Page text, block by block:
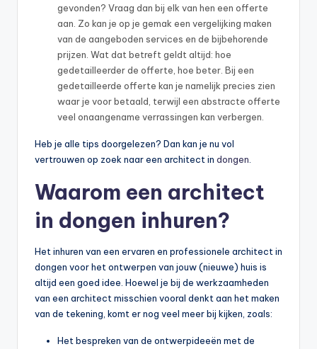
gevonden? Vraag dan bij elk van hen een offerte
aan. Zo kan je op je gemak een vergelijking maken
van de aangeboden services en de bijbehorende
prijzen. Wat dat betreft geldt altijd: hoe
gedetailleerder de offerte, hoe beter. Bij een
gedetailleerde offerte kan je namelijk precies zien
waar je voor betaald, terwijl een abstracte offerte
veel onaangename verrassingen kan verbergen.
Heb je alle tips doorgelezen? Dan kan je nu vol
vertrouwen op zoek naar een architect in dongen.
Waarom een architect
in dongen inhuren?
Het inhuren van een ervaren en professionele architect in
dongen voor het ontwerpen van jouw (nieuwe) huis is
altijd een goed idee. Hoewel je bij de werkzaamheden
van een architect misschien vooral denkt aan het maken
van de tekening, komt er nog veel meer bij kijken, zoals:
Het bespreken van de ontwerpideeën met de